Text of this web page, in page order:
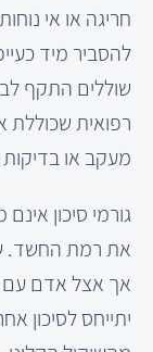
חריגה או אי
להסביר מיד
שוללים התקף
רפואית שכוללת
מעקב או בדיקות
גורמי סיכון
את רמת החשד.
אך אצל אדם עם
יתייחס לסיכון